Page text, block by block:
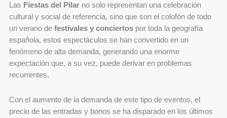
Las Fiestas del Pilarno solo representan una celebración
cultural y social de referencia, sino que son el colofón de todo
un verano de festivales y conciertospor toda la geografía
española, estos espectáculos se han convertido en un
fenómeno de alta demanda, generando una enorme
expectación que, a su vez, puede derivar en problemas
recurrentes.
Con el aumento de la demanda de este tipo de eventos, el
precio de las entradas y bonos se ha disparado en los últimos